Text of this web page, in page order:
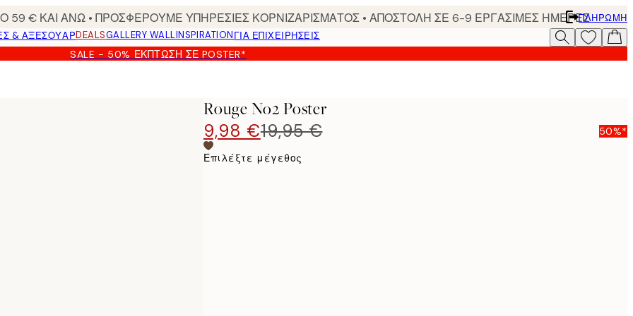
€ ΚΑΙ ΑΝΩ • ΠΡΟΣΦΕΡΟΥΜΕ ΥΠΗΡΕΣΙΕΣ ΚΟΡΝΙΖΑΡΙΣΜΑΤΟΣ • ΑΠΟΣΤΟΛΗ ΣΕ 6-9 ΕΡΓΑΣΙΜΕΣ ΗΜΕΡΕΣΠΛΗΡΩΜΉ
& ΑΞΕΣΟΥΆΡDEALSGALLERY WALLINSPIRATIONΓΙΑ ΕΠΙΧΕΙΡΗΣΕΙΣ
SALE - 50% ΈΚΠΤΩΣΗ ΣΕ POSTER*
Rouge No2 Poster
9,98 €19,95 € 50%*
Επιλέξτε μέγεθος